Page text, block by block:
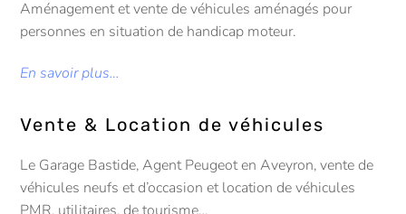
Aménagement et vente de véhicules aménagés pour
personnes en situation de handicap moteur.
En savoir plus…
Vente & Location de véhicules
Le Garage Bastide, Agent Peugeot en Aveyron, vente de
véhicules neufs et d’occasion et location de véhicules